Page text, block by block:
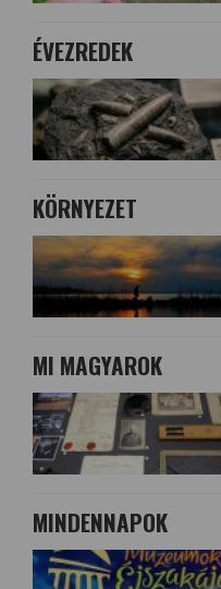
ÉVEZREDEK
KÖRNYEZET
MI MAGYAROK
MINDENNAPOK